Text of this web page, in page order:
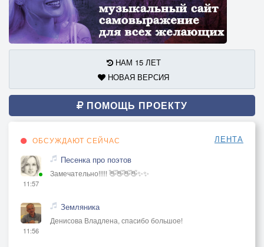
НАМ 15 ЛЕТ
НОВАЯ ВЕРСИЯ
ПОМОЩЬ ПРОЕКТУ
ОБСУЖДАЮТ СЕЙЧАС ЛЕНТА
11:57
Песенка про поэтов
Замечательно!!!!! 👋👋👋👋✨✨
11:56
Земляника
Денисова Владлена, спасибо большое!